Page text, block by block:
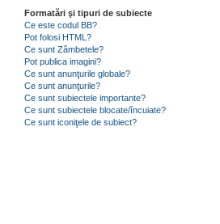
Formatări şi tipuri de subiecte
Ce este codul BB?
Pot folosi HTML?
Ce sunt Zâmbetele?
Pot publica imagini?
Ce sunt anunţurile globale?
Ce sunt anunţurile?
Ce sunt subiectele importante?
Ce sunt subiectele blocate/încuiate?
Ce sunt iconiţele de subiect?